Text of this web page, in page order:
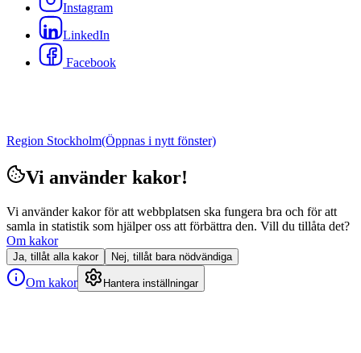
Instagram
LinkedIn
Facebook
Region Stockholm(Öppnas i nytt fönster)
Vi använder kakor!
Vi använder kakor för att webbplatsen ska fungera bra och för att
samla in statistik som hjälper oss att förbättra den. Vill du tillåta det?
Om kakor
Ja, tillåt alla kakor Nej, tillåt bara nödvändiga
Om kakor Hantera inställningar